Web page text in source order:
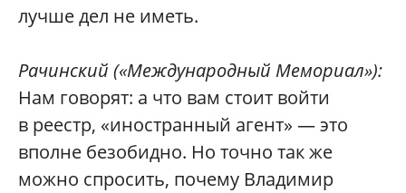
лучше дел не иметь.
Рачинский («Международный Мемориал»):
Нам говорят: а что вам стоит войти
в реестр, «иностранный агент» — это
вполне безобидно. Но точно так же
можно спросить, почему Владимир